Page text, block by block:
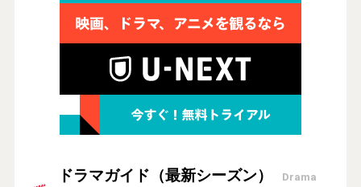
ドラマガイド（最新シーズン） Drama